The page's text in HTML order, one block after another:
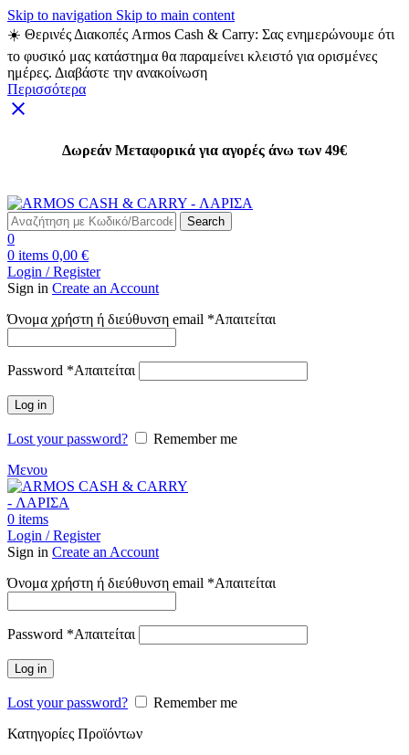
Skip to navigation Skip to main content
☀️ Θερινές Διακοπές Armos Cash & Carry: Σας ενημερώνουμε ότι
το φυσικό μας κατάστημα θα παραμείνει κλειστό για ορισμένες
ημέρες. Διαβάστε την ανακοίνωση
Περισσότερα
Δωρεάν Μεταφορικά για αγορές άνω των 49€
Search
0
0 items 0,00 €
Login / Register
Sign in Create an Account
Όνομα χρήστη ή διεύθυνση email *Απαιτείται
Password *Απαιτείται
Log in
Lost your password?
Remember me
Μενου
0 items
Login / Register
Sign in Create an Account
Όνομα χρήστη ή διεύθυνση email *Απαιτείται
Password *Απαιτείται
Log in
Lost your password?
Remember me
Κατηγορίες Προϊόντων